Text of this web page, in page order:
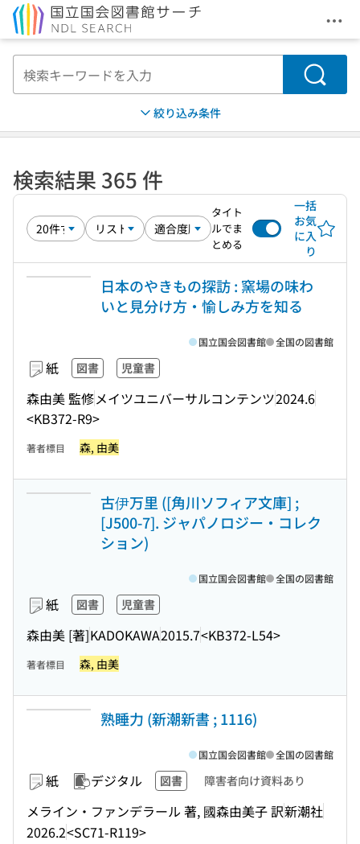
メ
検索
絞り込み条件
検索結果 365 件
タイト
ルでま
とめる
一括
お気
に入
り
日本のやきもの探訪 : 窯場の味わ
いと見分け方・愉しみ方を知る
紙 図書 児童書
森由美 監修メイツユニバーサルコンテンツ2024.6
<KB372-R9>
国立国会図書館 全国の図書館
著者標目 森, 由美
古伊万里 ([角川ソフィア文庫] ;
[J500-7]. ジャパノロジー・コレク
ション)
紙 図書 児童書
森由美 [著]KADOKAWA2015.7<KB372-L54>
国立国会図書館 全国の図書館
著者標目 森, 由美
熟睡力 (新潮新書 ; 1116)
紙 デジタル 図書 障害者向け資料あり
メライン・ファンデラール 著, 國森由美子 訳新潮社
2026.2<SC71-R119>
国立国会図書館 全国の図書館